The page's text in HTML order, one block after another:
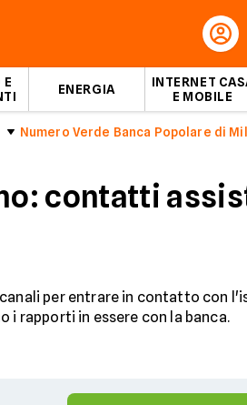
E
ENERGIA
INTERNET
E MOBILE
Numero Verde Banca Popolare di
contatti
per entrare in contatto con
i rapporti in essere con la banca.